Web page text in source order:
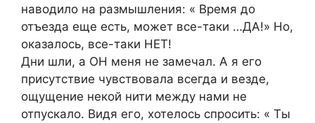
наводило на размышления: « Время до
отъезда еще есть, может все-таки …ДА!» Но,
оказалось, все-таки НЕТ!
Дни шли, а ОН меня не замечал. А я его
присутствие чувствовала всегда и везде,
ощущение некой нити между нами не
отпускало. Видя его, хотелось спросить: « Ты